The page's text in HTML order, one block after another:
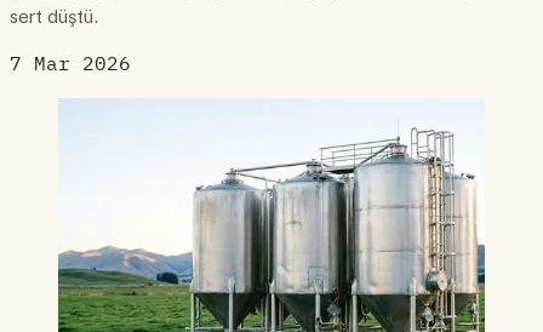
sert düştü.
7 Mar 2026